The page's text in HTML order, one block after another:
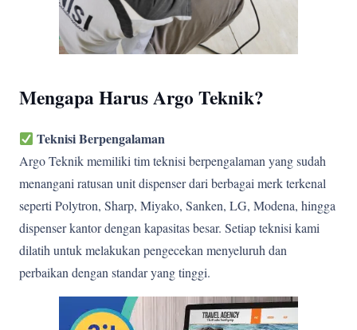
Mengapa Harus Argo Teknik?
Teknisi Berpengalaman
Argo Teknik memiliki tim teknisi berpengalaman yang sudah
menangani ratusan unit dispenser dari berbagai merk terkenal
seperti Polytron, Sharp, Miyako, Sanken, LG, Modena, hingga
dispenser kantor dengan kapasitas besar. Setiap teknisi kami
dilatih untuk melakukan pengecekan menyeluruh dan
perbaikan dengan standar yang tinggi.